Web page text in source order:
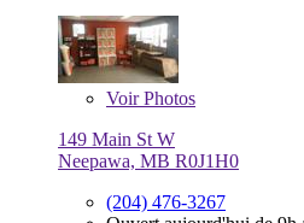
VoirPhotos
149 Main St W
Neepawa, MB R0J1H0
(204) 476-3267